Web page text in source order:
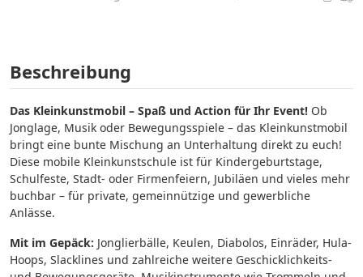
Beschreibung
Das Kleinkunstmobil – Spaß und Action für Ihr Event! Ob
Jonglage, Musik oder Bewegungsspiele – das Kleinkunstmobil
bringt eine bunte Mischung an Unterhaltung direkt zu euch!
Diese mobile Kleinkunstschule ist für Kindergeburtstage,
Schulfeste, Stadt- oder Firmenfeiern, Jubiläen und vieles mehr
buchbar – für private, gemeinnützige und gewerbliche
Anlässe.
Mit im Gepäck: Jonglierbälle, Keulen, Diabolos, Einräder, Hula-
Hoops, Slacklines und zahlreiche weitere Geschicklichkeits-